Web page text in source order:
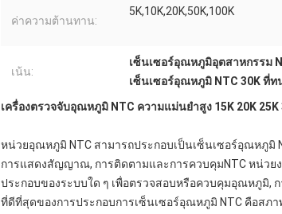
ค่าความต้านทาน:
5K,10K,20K,50K,100K
เน้น:
เซ็นเซอร์อุณหภูมิอุตสาหกรรม
เซ็นเซอร์อุณหภูมิ NTC 30K ที่
เครื่องตรวจจับอุณหภูมิ NTC ความแม่นยําสูง 15K 20K
หน่วยอุณหภูมิ NTC สามารถประกอบเป็นเซ็นเซอร์อุณหภูมิ
การแสดงสัญญาณ, การติดตามและการควบคุมNTC หน่วย
ประกอบของระบบใด ๆ เพื่อตรวจสอบหรือควบคุมอุณหภูมิ,
ที่ดีที่สุดของการประกอบการเซ็นเซอร์อุณหภูมิ NTC คือสภ